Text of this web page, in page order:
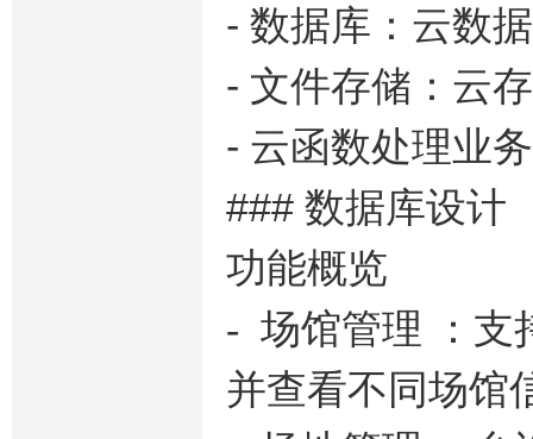
- 数据库：云数
- 文件存储：云
- 云函数处理业
### 数据库设计
功能概览
- 场馆管理 ：支
并查看不同场馆